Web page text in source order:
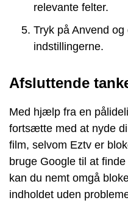
relevante felter.
Tryk på Anvend
indstillingerne.
Afsluttende
Med hjælp fra en
fortsætte med at nyde
film, selvom Eztv er
bruge Google til at
kan du nemt omgå
indholdet uden